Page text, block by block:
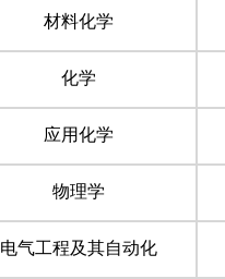
材料化学
化学
应用化学
物理学
电气工程及其自动化